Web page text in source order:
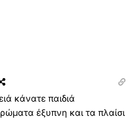
κάνατε παιδιά
έξυπνη και τα πλαίσι